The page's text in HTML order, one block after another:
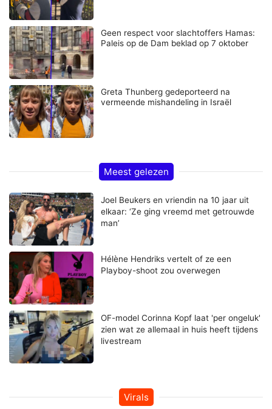
Geen respect voor slachtoffers Hamas:
Paleis op de Dam beklad op 7 oktober
Greta Thunberg gedeporteerd na
vermeende mishandeling in Israël
Meest gelezen
Joel Beukers en vriendin na 10 jaar uit
elkaar: ‘Ze ging vreemd met getrouwde
man’
Hélène Hendriks vertelt of ze een
Playboy-shoot zou overwegen
OF-model Corinna Kopf laat 'per ongeluk'
zien wat ze allemaal in huis heeft tijdens
livestream
Virals